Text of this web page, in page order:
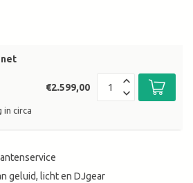
in circa
€2.599,00
geluid, licht en DJgear